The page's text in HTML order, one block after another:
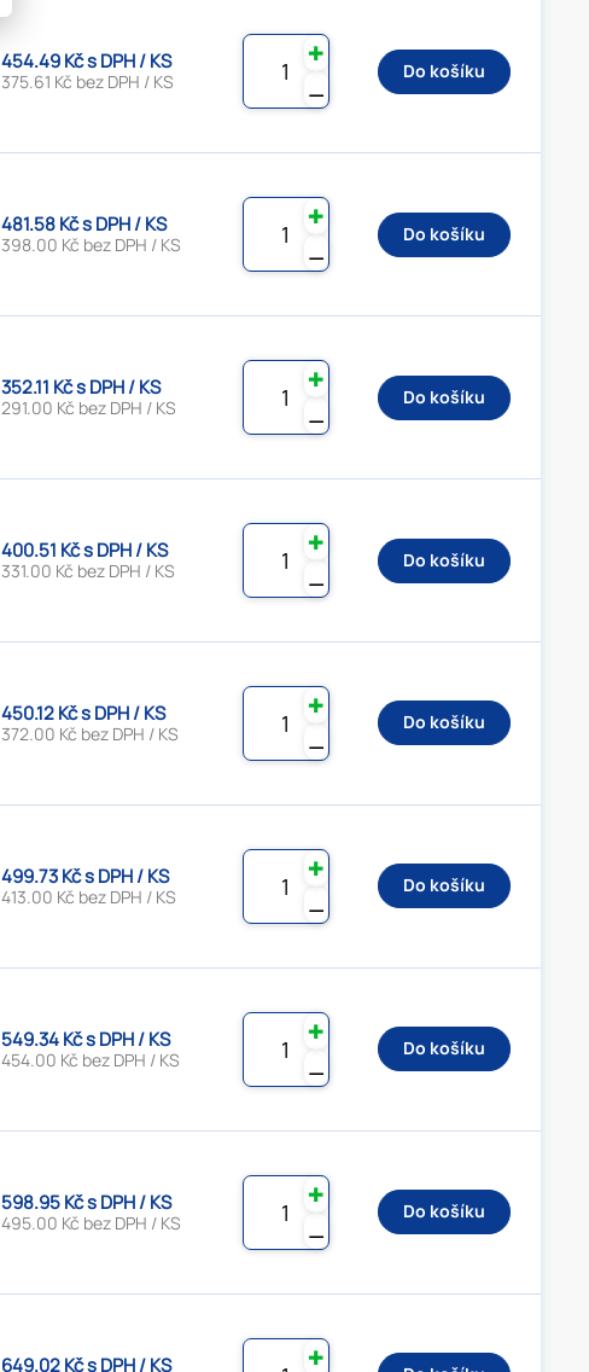
454.49 Kč s DPH / KS
375.61 Kč bez DPH / KS ⚊
✚
Do košíku
481.58 Kč s DPH / KS
398.00 Kč bez DPH / KS ⚊
✚
Do košíku
352.11 Kč s DPH / KS
291.00 Kč bez DPH / KS ⚊
✚
Do košíku
400.51 Kč s DPH / KS
331.00 Kč bez DPH / KS ⚊
✚
Do košíku
450.12 Kč s DPH / KS
372.00 Kč bez DPH / KS ⚊
✚
Do košíku
499.73 Kč s DPH / KS
413.00 Kč bez DPH / KS ⚊
✚
Do košíku
549.34 Kč s DPH / KS
454.00 Kč bez DPH / KS ⚊
✚
Do košíku
598.95 Kč s DPH / KS
495.00 Kč bez DPH / KS ⚊
✚
Do košíku
649.02 Kč s DPH / KS ✚